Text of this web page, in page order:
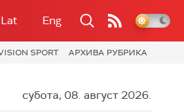
Lat Eng
SPORT АРХИВА РУБРИКА
субота, 08. август 2026.